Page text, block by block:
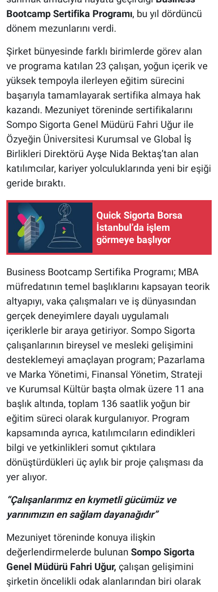
Bootcamp Sertifika Programı, bu yıl dördüncü
dönem mezunlarını verdi.
Şirket bünyesinde farklı birimlerde görev alan
ve programa katılan 23 çalışan, yoğun içerik ve
yüksek tempoyla ilerleyen eğitim sürecini
başarıyla tamamlayarak sertifika almaya hak
kazandı. Mezuniyet töreninde sertifikalarını
Sompo Sigorta Genel Müdürü Fahri Uğur ile
Özyeğin Üniversitesi Kurumsal ve Global İş
Birlikleri Direktörü Ayşe Nida Bektaş’tan alan
katılımcılar, kariyer yolculuklarında yeni bir eşiği
geride bıraktı.
Quick Sigorta Borsa
İstanbul’da işlem
görmeye başlıyor
Business Bootcamp Sertifika Programı; MBA
müfredatının temel başlıklarını kapsayan teorik
altyapıyı, vaka çalışmaları ve iş dünyasından
gerçek deneyimlere dayalı uygulamalı
içeriklerle bir araya getiriyor. Sompo Sigorta
çalışanlarının bireysel ve mesleki gelişimini
desteklemeyi amaçlayan program; Pazarlama
ve Marka Yönetimi, Finansal Yönetim, Strateji
ve Kurumsal Kültür başta olmak üzere 11 ana
başlık altında, toplam 136 saatlik yoğun bir
eğitim süreci olarak kurgulanıyor. Program
kapsamında ayrıca, katılımcıların edindikleri
bilgi ve yetkinlikleri somut çıktılara
dönüştürdükleri üç aylık bir proje çalışması da
yer alıyor.
“Çalışanlarımız en kıymetli gücümüz ve
yarınımızın en sağlam dayanağıdır”
Mezuniyet töreninde konuya ilişkin
değerlendirmelerde bulunan Sompo Sigorta
Genel Müdürü Fahri Uğur, çalışan gelişimini
şirketin öncelikli odak alanlarından biri olarak